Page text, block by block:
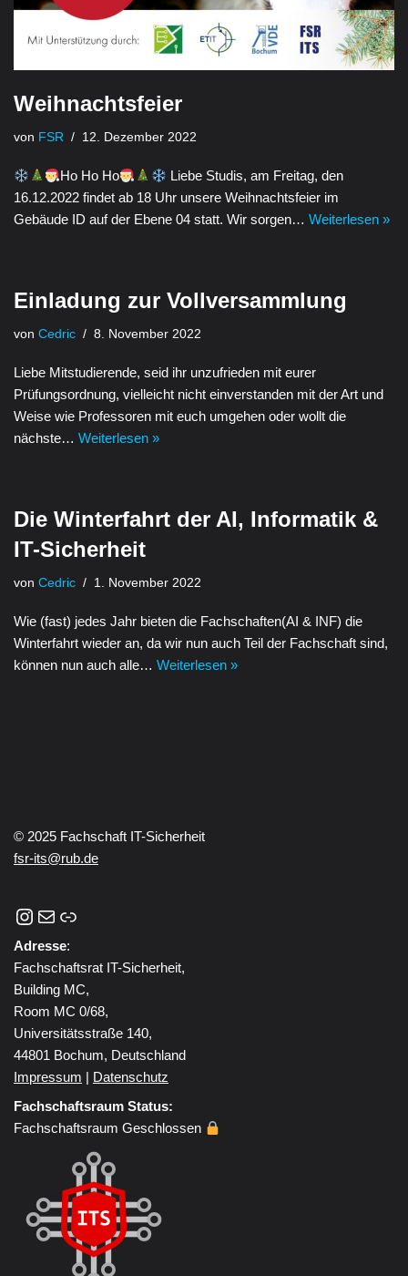
Weihnachtsfeier
von FSR 12. Dezember 2022
Ho Ho Ho
Liebe Studis, am Freitag, den
16.12.2022 findet ab 18 Uhr unsere Weihnachtsfeier im
Gebäude ID auf der Ebene 04 statt. Wir sorgen… Weiterlesen »
Einladung zur Vollversammlung
von Cedric 8. November 2022
Liebe Mitstudierende, seid ihr unzufrieden mit eurer
Prüfungsordnung, vielleicht nicht einverstanden mit der Art und
Weise wie Professoren mit euch umgehen oder wollt die
nächste… Weiterlesen »
Die Winterfahrt der AI, Informatik &
IT-Sicherheit
von Cedric 1. November 2022
Wie (fast) jedes Jahr bieten die Fachschaften(AI & INF) die
Winterfahrt wieder an, da wir nun auch Teil der Fachschaft sind,
können nun auch alle… Weiterlesen »
© 2025 Fachschaft IT-Sicherheit
fsr-its@rub.de
Adresse:
Fachschaftsrat IT-Sicherheit,
Building MC,
Room MC 0/68,
Universitätsstraße 140,
44801 Bochum, Deutschland
Impressum | Datenschutz
Fachschaftsraum Status:
Fachschaftsraum Geschlossen